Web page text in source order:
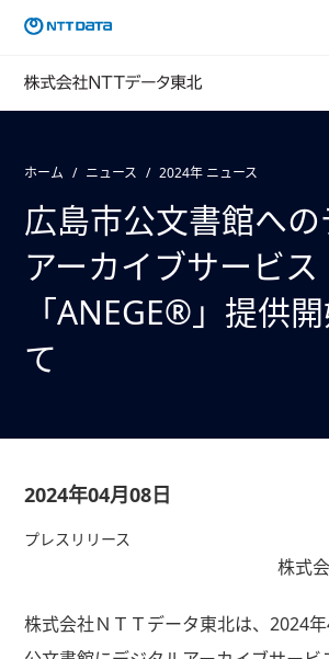
ホーム ニュース 2024年 ニュース
広島市公文書館へ
アーカイブサービス
「ANEGE®」提供
て
2024年04月08日
プレスリリース
株式
株式会社ＮＴＴデータ東北は、 2024年